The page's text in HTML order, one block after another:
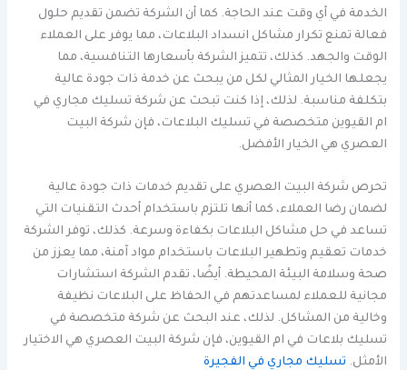
الخدمة في أي وقت عند الحاجة. كما أن الشركة تضمن تقديم حلول
فعالة تمنع تكرار مشاكل انسداد البلاعات، مما يوفر على العملاء
الوقت والجهد. كذلك، تتميز الشركة بأسعارها التنافسية، مما
يجعلها الخيار المثالي لكل من يبحث عن خدمة ذات جودة عالية
بتكلفة مناسبة. لذلك، إذا كنت تبحث عن شركة تسليك مجاري في
ام القيوين متخصصة في تسليك البلاعات، فإن شركة البيت
العصري هي الخيار الأفضل.
تحرص شركة البيت العصري على تقديم خدمات ذات جودة عالية
لضمان رضا العملاء، كما أنها تلتزم باستخدام أحدث التقنيات التي
تساعد في حل مشاكل البلاعات بكفاءة وسرعة. كذلك، توفر الشركة
خدمات تعقيم وتطهير البلاعات باستخدام مواد آمنة، مما يعزز من
صحة وسلامة البيئة المحيطة. أيضًا، تقدم الشركة استشارات
مجانية للعملاء لمساعدتهم في الحفاظ على البلاعات نظيفة
وخالية من المشاكل. لذلك، عند البحث عن شركة متخصصة في
تسليك بلاعات في ام القيوين، فإن شركة البيت العصري هي الاختيار
الأمثل. تسليك مجاري في الفجيرة